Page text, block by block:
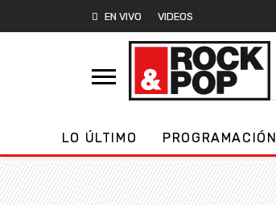
EN VIVO VIDEOS
LO ÚLTIMO PROGRAMACIÓN